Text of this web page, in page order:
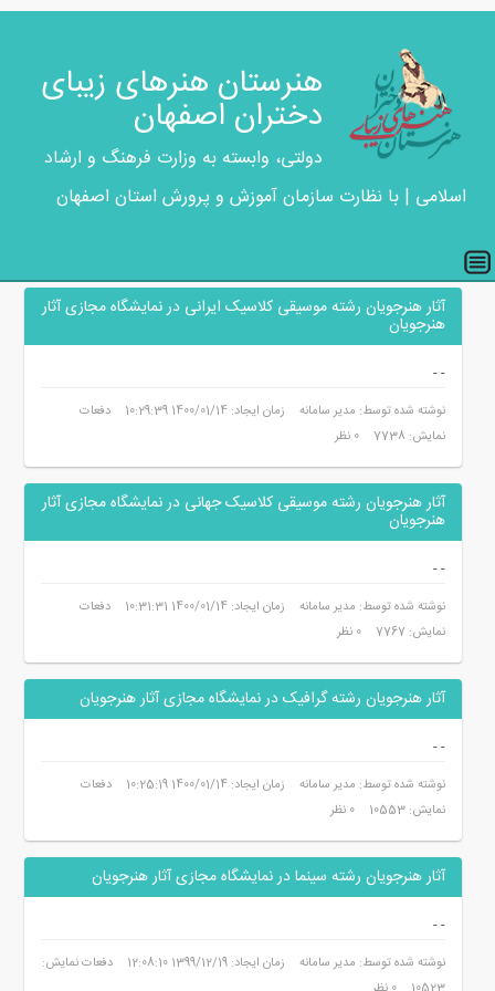
هنرستان هنرهای زیبای
دختران اصفهان
دولتی، وابسته به وزارت فرهنگ و ارشاد
اسلامی | با نظارت سازمان آموزش و پرورش استان اصفهان
آثار هنرجویان رشته موسیقی کلاسیک ایرانی در نمایشگاه مجازی آثار
هنرجویان
-
-
نوشته شده توسط: مدیر سامانه زمان ایجاد: 1400/01/14 10:29:39
دفعات
نمایش: 7738
0 نظر
آثار هنرجویان رشته موسیقی کلاسیک جهانی در نمایشگاه مجازی آثار
هنرجویان
-
-
نوشته شده توسط: مدیر سامانه زمان ایجاد: 1400/01/14 10:31:31
دفعات
نمایش: 7767
0 نظر
آثار هنرجویان رشته گرافیک در نمایشگاه مجازی آثار هنرجویان
-
-
نوشته شده توسط: مدیر سامانه زمان ایجاد: 1400/01/14 10:25:19
دفعات
نمایش: 10553
0 نظر
آثار هنرجویان رشته سینما در نمایشگاه مجازی آثار هنرجویان
-
-
نوشته شده توسط: مدیر سامانه زمان ایجاد: 1399/12/19 12:08:10
دفعات نمایش: